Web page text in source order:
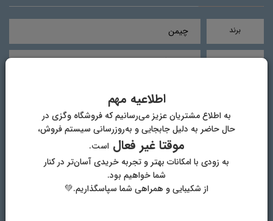
برند چیمن
نام محصول چنجه گیاهی
مامسان، روغن گیاهی، پیاز، فلفل، نمک تصفیه
شده خوراکی، ادویه جات
طریقه مصرف
چنجه چیمن یه محصول خوشمزه و کاملا
گیاهی،بدون نگهدارنده و افزودنی شیمیایی
هست که با گوجه به صورت کبابی در کنار سماق و
ریحان، همراه با دوغ وگان‌ میتونین میل کنید.
چنجه گیاهی یه گزینه خیلی خوبه برای پیک نیک
اطلاعیه مهم
به اطلاع مشتریان عزیز می‌رسانیم که فروشگاه وگزی در
حال حاضر به دلیل جابجایی و به‌روزرسانی سیستم فروش،
موقتا غیر فعالاست.
به زودی با امکانات بهتر و تجربه خریدی آسان‌تر در کنار
شما خواهیم بود.
از شکیبایی و همراهی شما سپاسگذاریم.💚